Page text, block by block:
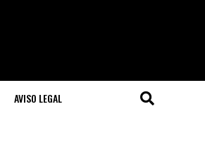
AVISO LEGAL